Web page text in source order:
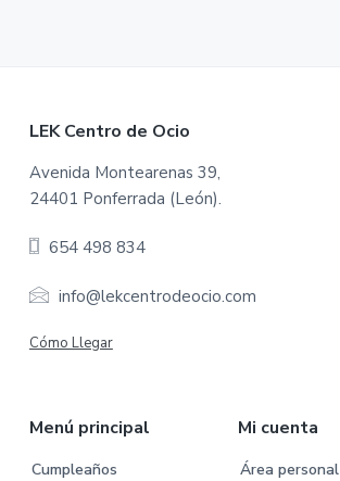
LEK Centro de Ocio
Avenida Montearenas 39,
24401 Ponferrada (León).
654 498 834
info@lekcentrodeocio.com
Cómo Llegar
Menú principal
Cumpleaños
Mi cuenta
Área personal